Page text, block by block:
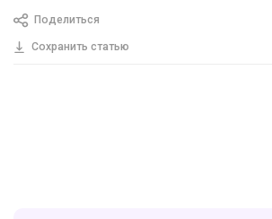
Поделиться
Сохранить статью